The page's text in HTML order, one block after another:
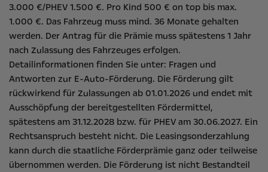
3.000 €/PHEV 1.500 €. Pro Kind 500 € on top bis max.
1.000 €. Das Fahrzeug muss mind. 36 Monate gehalten
werden. Der Antrag für die Prämie muss spätestens 1 Jahr
nach Zulassung des Fahrzeuges erfolgen.
Detailinformationen finden Sie unter: Fragen und
Antworten zur E-Auto-Förderung. Die Förderung gilt
rückwirkend für Zulassungen ab 01.01.2026 und endet mit
Ausschöpfung der bereitgestellten Fördermittel,
spätestens am 31.12.2028 bzw. für PHEV am 30.06.2027. Ein
Rechtsanspruch besteht nicht​. Die Leasingsonderzahlung
kann durch die staatliche Förderprämie ganz oder teilweise
übernommen werden. Die Förderung ist nicht Bestandteil